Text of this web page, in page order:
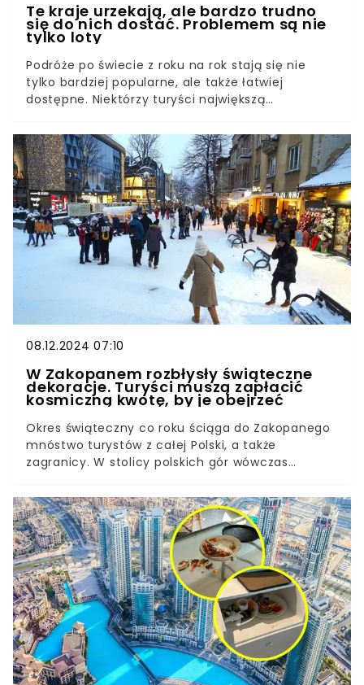
Te kraje urzekają, ale bardzo trudno
się do nich dostać. Problemem są nie
tylko loty
Podróże po świecie z roku na rok stają się nie
tylko bardziej popularne, ale także łatwiej
dostępne. Niektórzy turyści największą
zakątków świata. Do niektórych jednak bardzo
trudno się dostać, a powodem nie są tylko
problemy z dotarciem na miejsce.
08.12.2024 07:10
W Zakopanem rozbłysły świąteczne
dekoracje. Turyści muszą zapłacić
kosmiczną kwotę, by je obejrzeć
Okres świąteczny co roku ściąga do Zakopanego
mnóstwo turystów z całej Polski, a także
zagranicy. W stolicy polskich gór wówczas
bożonarodzeniowe, które można spotkać niemal
na każdym rogu. Okazuje się, że w tym roku, by
podziwiać niektóre z nich, turyści będą musieli
zapłacić. Co więcej, kwota wcale nie jest mała.